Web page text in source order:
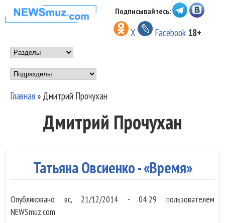
Перейти к основному
содержанию
НОВОСТИ
МУЗЫКИ И
ШОУ БИЗНЕСА
NEWSMUZ.COM
Подписывайтесь:
X Facebook 18+
Main menu
Подразделы
Вы здесь
Главная» Дмитрий Прочухан
Дмитрий Прочухан
Татьяна Овсиенко - «Время»
Опубликовано вс, 21/12/2014 - 04:29 пользователем
NEWSmuz.com